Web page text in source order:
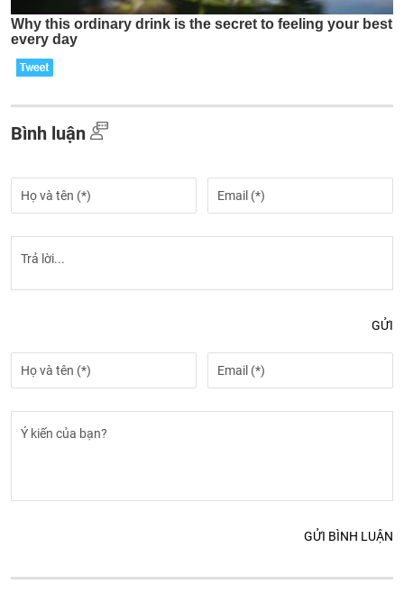
Bình luận
GỬI
GỬI BÌNH LUẬN